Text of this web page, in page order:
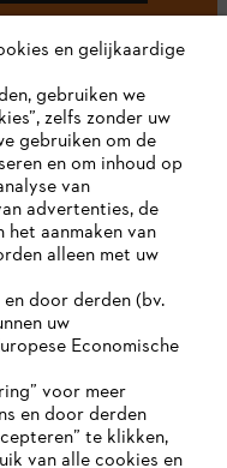
NIET
en gelijkaardige
gebruiken we
zelfs zonder uw
gebruiken om de
en om inhoud op
van
advertenties, de
aanmaken van
alleen met uw
door derden (bv.
uw
Economische
voor meer
en door derden
te klikken,
van alle cookies en